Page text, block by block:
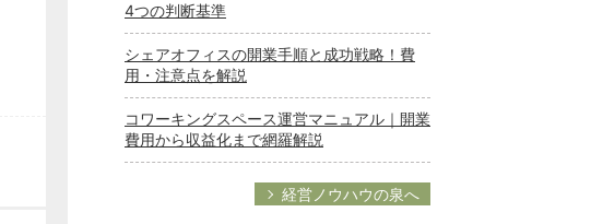
4つの判断基準
シェアオフィスの開業手順と成功戦略！費
用・注意点を解説
コワーキングスペース運営マニュアル｜開業
費用から収益化まで網羅解説
経営ノウハウの泉へ